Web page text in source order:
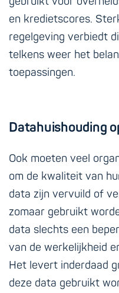
en kredietscores.
regelgeving verbiedt
telkens weer het
toepassingen.
Datahuishouding
Ook moeten veel
om de kwaliteit van
data zijn vervuild of
zomaar gebruikt
data slechts een
van de werkelijkheid
Het levert inderdaad
deze data gebruikt